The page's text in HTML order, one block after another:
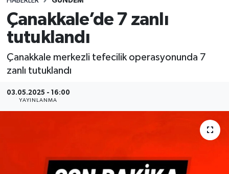
Çanakkale’de 7 zanlı
tutuklandı
Çanakkale merkezli tefecilik operasyonunda 7
zanlı tutuklandı
03.05.2025 - 16:00
YAYINLANMA
Dünya
Ekonomi
Genel
Son Dakika Haberleri